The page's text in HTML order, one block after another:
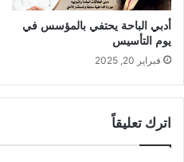
أدبي الباحة يحتفي بالمؤسس في
يوم التأسيس
فبراير 20, 2025
اترك تعليقاً